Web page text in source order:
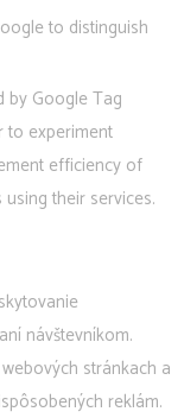
to distinguish
by Google Tag
to experiment
efficiency of
using their services.
návštevníkom.
stránkach a
reklám.